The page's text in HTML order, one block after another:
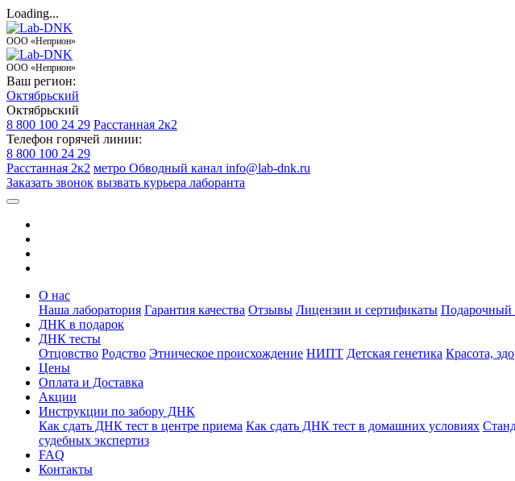
Loading...
ООО «Неприон»
ООО «Неприон»
Ваш регион:
Октябрьский
Октябрьский
8 800 100 24 29 Расстанная 2к2
Телефон горячей линии:
8 800 100 24 29
Расстанная 2к2 метро Обводный канал info@lab-dnk.ru
Заказать звонок вызвать курьера лаборанта
О нас
Наша лаборатория Гарантия качества Отзывы Лицензии и сертификаты Подарочный
ДНК в подарок
ДНК тесты
Отцовство Родство Этническое происхождение НИПТ Детская генетика Красота,
Цены
Оплата и Доставка
Акции
Инструкции по забору ДНК
Как сдать ДНК тест в центре приема Как сдать ДНК тест в домашних условиях
судебных экспертиз
FAQ
Контакты